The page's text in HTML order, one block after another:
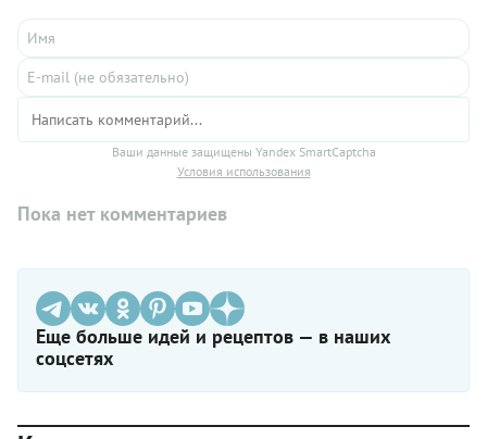
Ваши данные защищены Yandex SmartCaptcha
Условия использования
Пока нет комментариев
Еще больше идей и рецептов — в наших
соцсетях